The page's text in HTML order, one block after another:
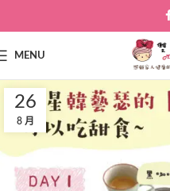
MENU
26
8 月